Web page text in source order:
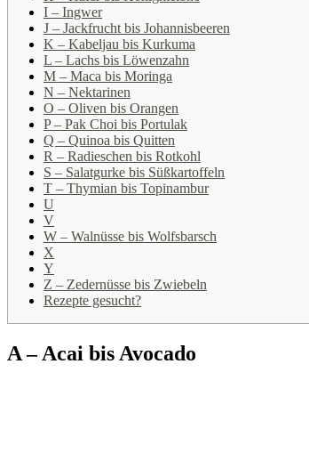
I – Ingwer
J – Jackfrucht bis Johannisbeeren
K – Kabeljau bis Kurkuma
L – Lachs bis Löwenzahn
M – Maca bis Moringa
N – Nektarinen
O – Oliven bis Orangen
P – Pak Choi bis Portulak
Q – Quinoa bis Quitten
R – Radieschen bis Rotkohl
S – Salatgurke bis Süßkartoffeln
T – Thymian bis Topinambur
U
V
W – Walnüsse bis Wolfsbarsch
X
Y
Z – Zedernüsse bis Zwiebeln
Rezepte gesucht?
A – Acai bis Avocado